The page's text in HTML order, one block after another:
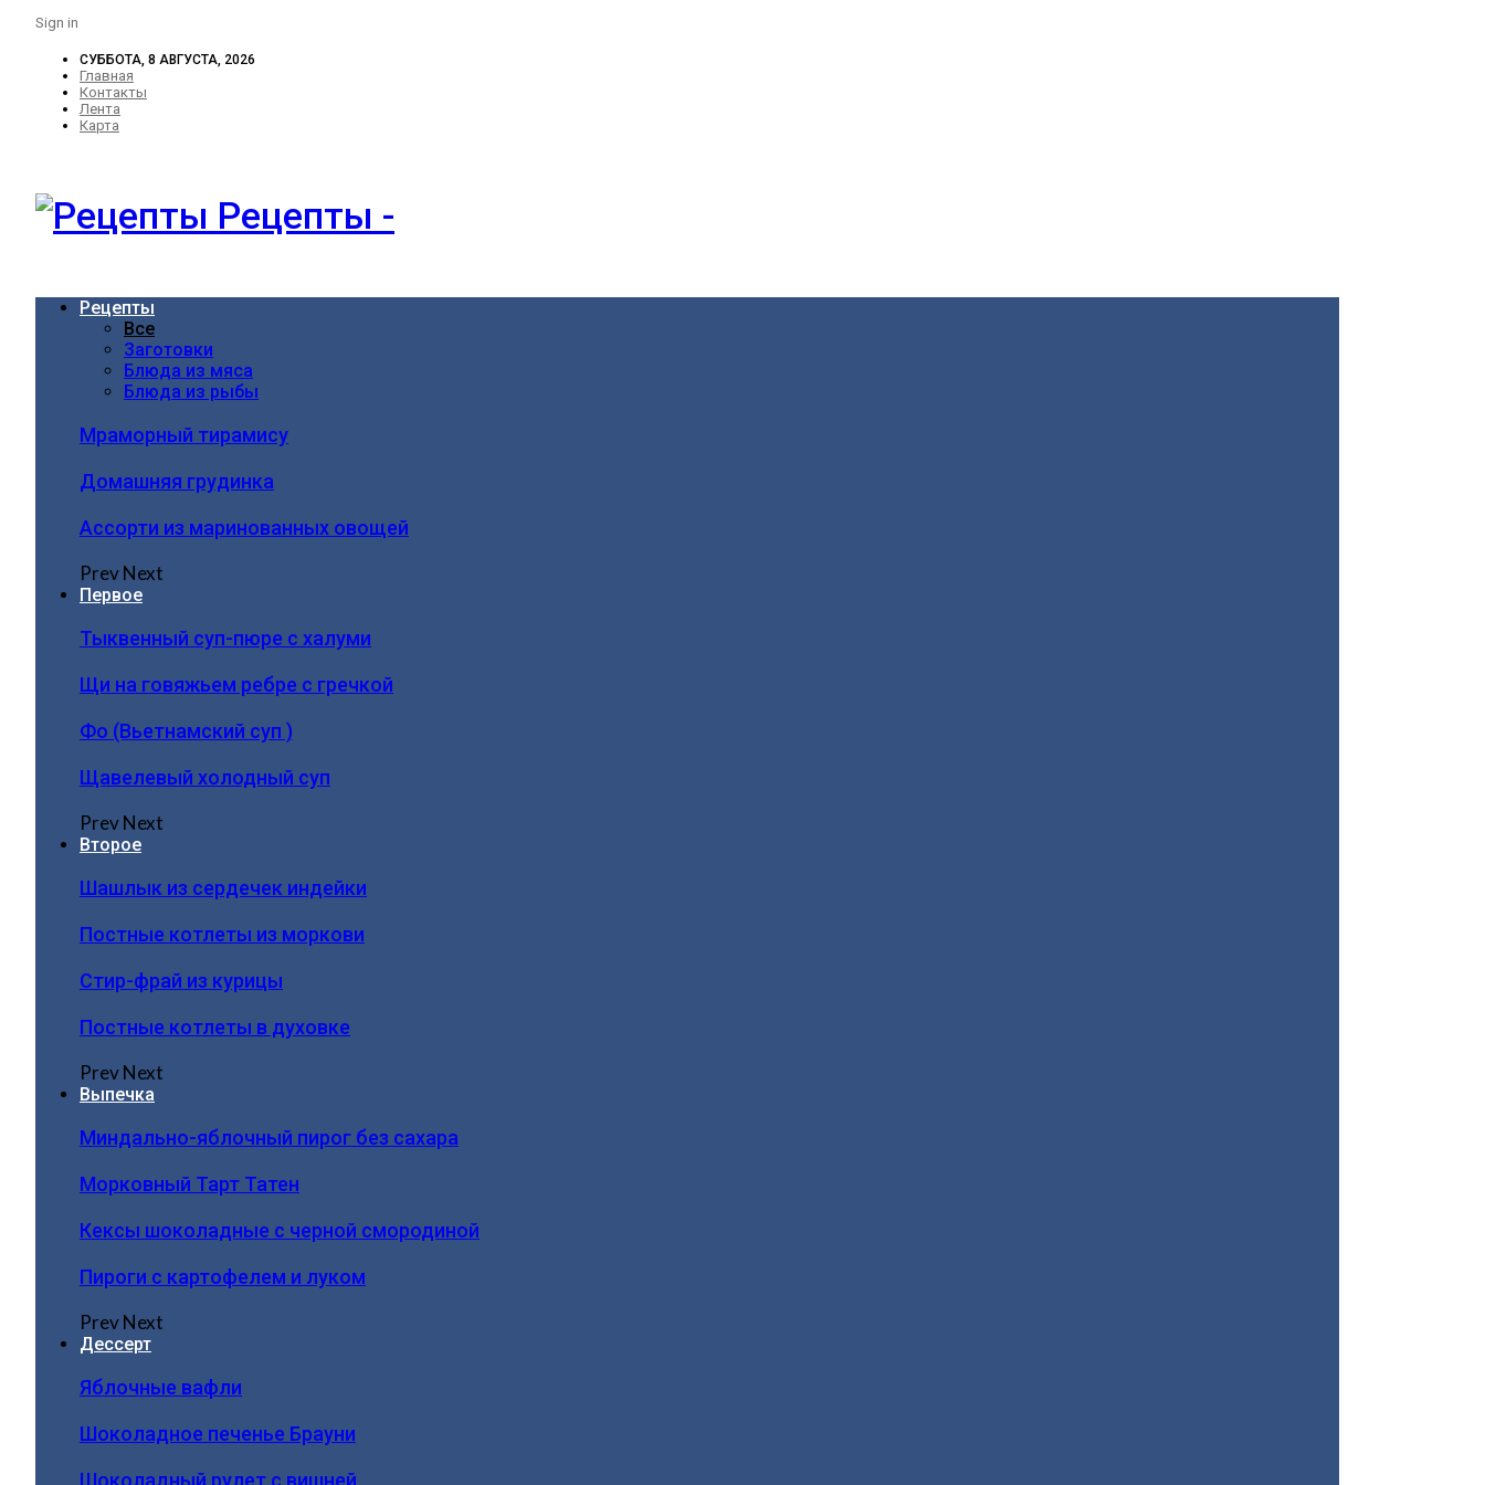
Sign in
СУББОТА, 8 АВГУСТА, 2026
Главная
Контакты
Лента
Карта
Рецепты -
Рецепты
Все
Заготовки
Блюда из мяса
Блюда из рыбы
Мраморный тирамису
Домашняя грудинка
Ассорти из маринованных овощей
PrevNext
Первое
Тыквенный суп-пюре с халуми
Щи на говяжьем ребре с гречкой
Фо (Вьетнамский суп )
Щавелевый холодный суп
PrevNext
Второе
Шашлык из сердечек индейки
Постные котлеты из моркови
Стир-фрай из курицы
Постные котлеты в духовке
PrevNext
Выпечка
Миндально-яблочный пирог без сахара
Морковный Тарт Татен
Кексы шоколадные с черной смородиной
Пироги c картофелем и луком
PrevNext
Дессерт
Яблочные вафли
Шоколадное печенье Брауни
Шоколадный рулет с вишней